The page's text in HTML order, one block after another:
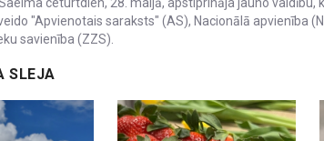
"Apvienotais saraksts" (AS), Nacionālā apvienība
savienība (ZZS).
SLEJA